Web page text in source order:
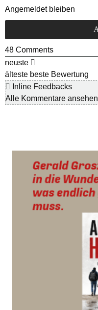
Angemeldet bleiben
48 Comments
neuste
älteste beste Bewertung
Inline Feedbacks
Alle Kommentare ansehen